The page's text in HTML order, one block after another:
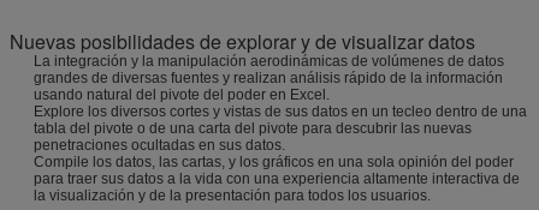
Nuevas posibilidades de explorar y de visualizar datos
La integración y la manipulación aerodinámicas de volúmenes de datos
grandes de diversas fuentes y realizan análisis rápido de la información
usando natural del pivote del poder en Excel.
Explore los diversos cortes y vistas de sus datos en un tecleo dentro de una
tabla del pivote o de una carta del pivote para descubrir las nuevas
penetraciones ocultadas en sus datos.
Compile los datos, las cartas, y los gráficos en una sola opinión del poder
para traer sus datos a la vida con una experiencia altamente interactiva de
la visualización y de la presentación para todos los usuarios.